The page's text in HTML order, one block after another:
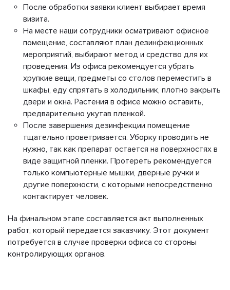
После обработки заявки клиент выбирает время
визита.
На месте наши сотрудники осматривают офисное
помещение, составляют план дезинфекционных
мероприятий, выбирают метод и средство для их
проведения. Из офиса рекомендуется убрать
хрупкие вещи, предметы со столов переместить в
шкафы, еду спрятать в холодильник, плотно закрыть
двери и окна. Растения в офисе можно оставить,
предварительно укутав пленкой.
После завершения дезинфекции помещение
тщательно проветривается. Уборку проводить не
нужно, так как препарат остается на поверхностях в
виде защитной пленки. Протереть рекомендуется
только компьютерные мышки, дверные ручки и
другие поверхности, с которыми непосредственно
контактирует человек.
На финальном этапе составляется акт выполненных
работ, который передается заказчику. Этот документ
потребуется в случае проверки офиса со стороны
контролирующих органов.